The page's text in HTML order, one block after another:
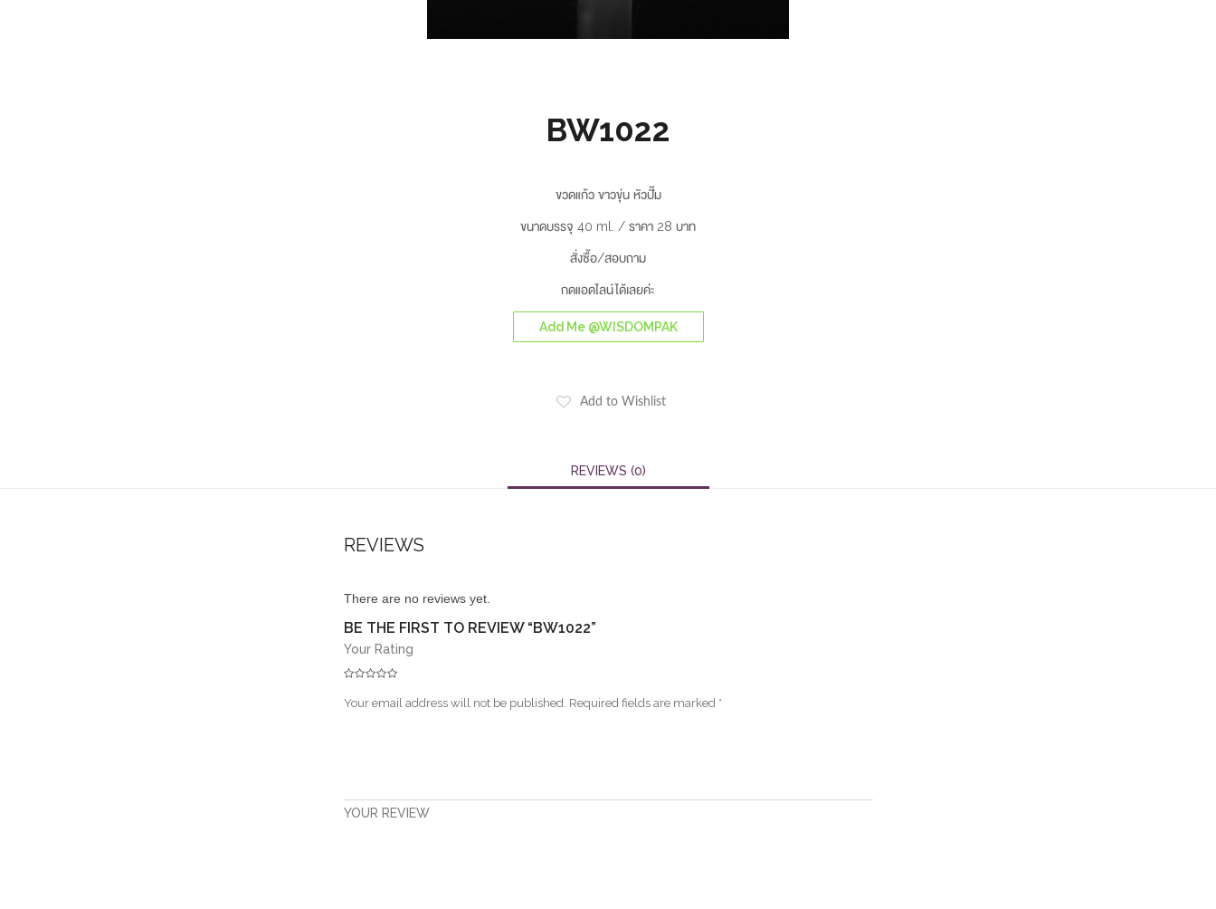
BW1022
ขวดแก้ว ขาวขุ่น หัวปั๊ม
ขนาดบรรจุ 40 ml. / ราคา 28 บาท
สั่งซื้อ/สอบถาม
กดแอดไลน์ได้เลยค่ะ
Add Me @WISDOMPAK
Add to Wishlist
REVIEWS (0)
REVIEWS
There are no reviews yet.
BE THE FIRST TO REVIEW “BW1022”
Your email address will not be published. Required fields are marked *
Your Rating
YOUR REVIEW